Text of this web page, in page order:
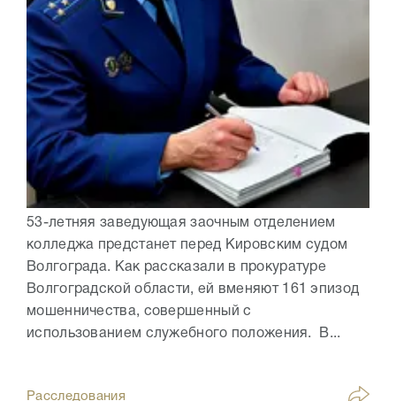
53-летняя заведующая заочным отделением
колледжа предстанет перед Кировским судом
Волгограда. Как рассказали в прокуратуре
Волгоградской области, ей вменяют 161 эпизод
мошенничества, совершенный с
использованием служебного положения. В...
Расследования